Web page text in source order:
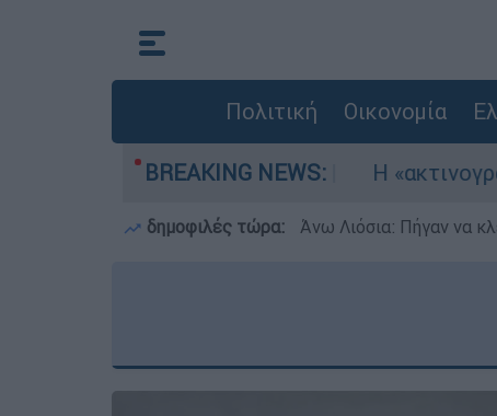
Πολιτική Οικονομία
BREAKING NEWS:
Η «ακτινογραφία» της
δημοφιλές τώρα: Άνω Λιόσια: Πήγαν να